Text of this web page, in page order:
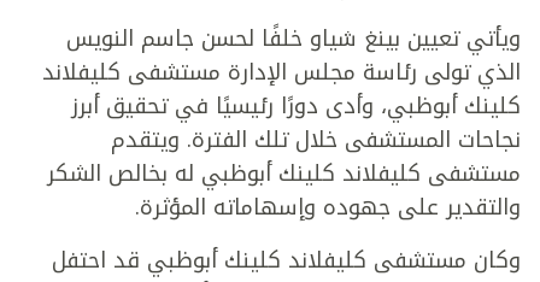
ويأتي تعيين بينغ شياو خلفًا لحسن جاسم النويس
الذي تولى رئاسة مجلس الإدارة مستشفى كليفلاند
كلينك أبوظبي، وأدى دورًا رئيسيًا في تحقيق أبرز
نجاحات المستشفى خلال تلك الفترة. ويتقدم
مستشفى كليفلاند كلينك أبوظبي له بخالص الشكر
والتقدير على جهوده وإسهاماته المؤثرة.
وكان مستشفى كليفلاند كلينك أبوظبي قد احتفل